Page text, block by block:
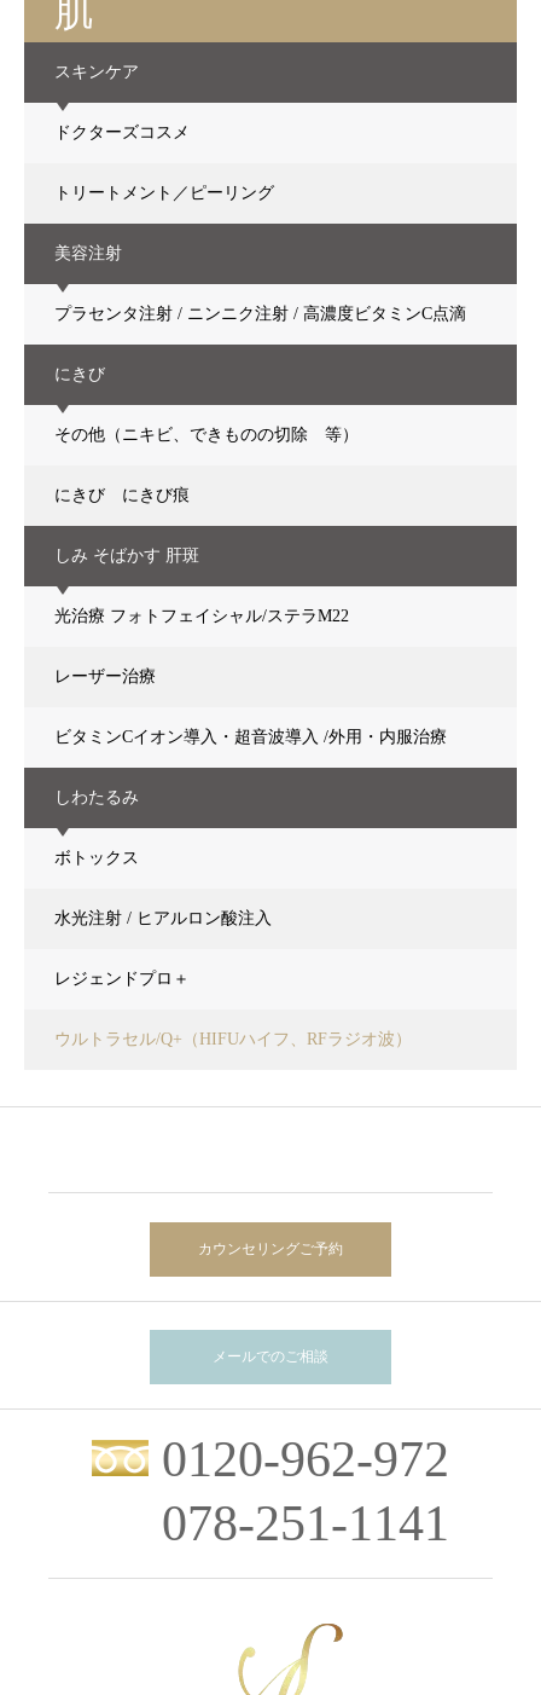
肌
スキンケア
ドクターズコスメ
トリートメント／ピーリング
美容注射
プラセンタ注射 / ニンニク注射 / 高濃度ビタミンC点滴
にきび
その他（ニキビ、できものの切除 等）
にきび にきび痕
しみ そばかす 肝斑
光治療 フォトフェイシャル/ステラM22
レーザー治療
ビタミンCイオン導入・超音波導入 /外用・内服治療
しわたるみ
ボトックス
水光注射 / ヒアルロン酸注入
レジェンドプロ＋
ウルトラセル/Q+（HIFUハイフ、RFラジオ波）
カウンセリングご予約
メールでのご相談
0120-962-972
078-251-1141